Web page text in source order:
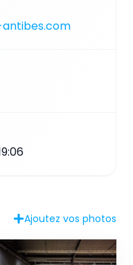
Ajoutez vos photos